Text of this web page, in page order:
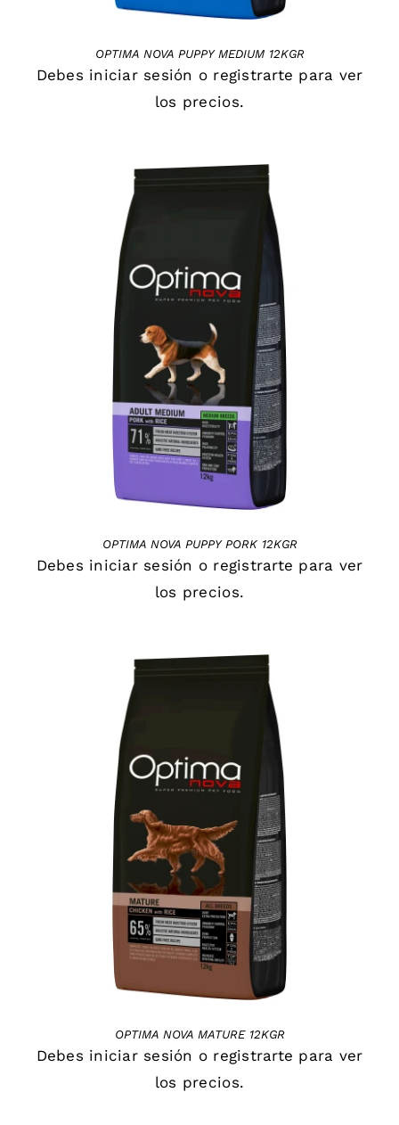
OPTIMA NOVA PUPPY MEDIUM 12KGR
Debes iniciar sesión o registrarte para ver
los precios.
DETAILS
OPTIMA NOVA PUPPY PORK 12KGR
Debes iniciar sesión o registrarte para ver
los precios.
DETAILS
OPTIMA NOVA MATURE 12KGR
Debes iniciar sesión o registrarte para ver
los precios.